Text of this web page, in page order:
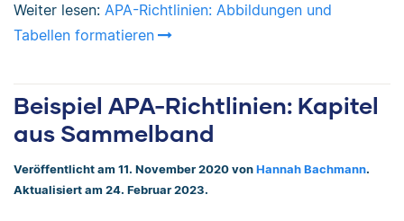
Weiter lesen: APA-Richtlinien: Abbildungen und
Tabellen formatieren
Beispiel APA-Richtlinien: Kapitel
aus Sammelband
Veröffentlicht am 11. November 2020 von Hannah Bachmann.
Aktualisiert am 24. Februar 2023.